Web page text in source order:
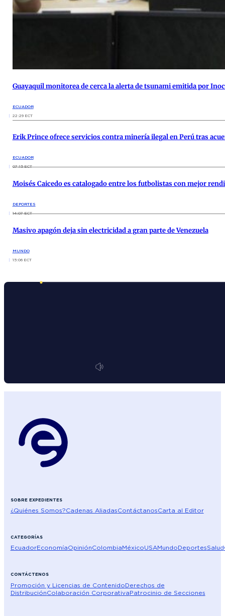
Guayaquil monitorea de cerca la alerta de tsunami emitida por
ECUADOR
22:29 ECT
Erik Prince ofrece servicios contra minería ilegal en Perú tras
ECUADOR
07:15 ECT
Moisés Caicedo es catalogado entre los futbolistas con mejor
DEPORTES
14:07 ECT
Masivo apagón deja sin electricidad a gran parte de Venezuela
MUNDO
15:06 ECT
SOBRE EXPEDIENTES
¿Quiénes Somos?Cadenas AliadasContáctanosCarta al Editor
CATEGORÍAS
EcuadorEconomíaOpiniónColombiaMéxicoUSAMundoDeportesSalud
CONTÁCTENOS
Promoción y Licencias de ContenidoDerechos de
DistribuciónColaboración CorporativaPatrocinio de Secciones